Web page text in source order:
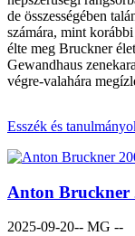
de összességében
számára, mint
élte meg Bruckner
Gewandhaus
végre-valahára
Esszék és
Anton Bruckner
2025-09-20-- MG --